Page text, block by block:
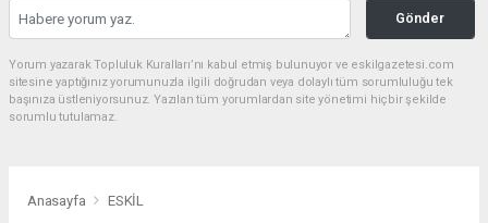
Gönder
Yorum yazarak Topluluk Kuralları’nı kabul etmiş bulunuyor ve eskilgazetesi.com
sitesine yaptığınız yorumunuzla ilgili doğrudan veya dolaylı tüm sorumluluğu tek
başınıza üstleniyorsunuz. Yazılan tüm yorumlardan site yönetimi hiçbir şekilde
sorumlu tutulamaz.
Anasayfa ESKİL